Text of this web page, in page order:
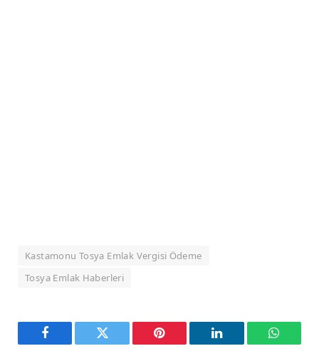
Kastamonu Tosya Emlak Vergisi Ödeme
Tosya Emlak Haberleri
Facebook Twitter Pinterest LinkedIn